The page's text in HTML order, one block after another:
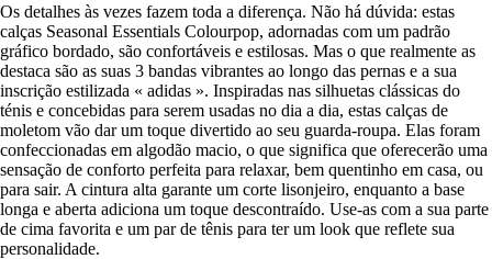
Os detalhes às vezes fazem toda a diferença. Não há dúvida: estas
calças Seasonal Essentials Colourpop, adornadas com um padrão
gráfico bordado, são confortáveis e estilosas. Mas o que realmente as
destaca são as suas 3 bandas vibrantes ao longo das pernas e a sua
inscrição estilizada « adidas ». Inspiradas nas silhuetas clássicas do
ténis e concebidas para serem usadas no dia a dia, estas calças de
moletom vão dar um toque divertido ao seu guarda-roupa. Elas foram
confeccionadas em algodão macio, o que significa que oferecerão uma
sensação de conforto perfeita para relaxar, bem quentinho em casa, ou
para sair. A cintura alta garante um corte lisonjeiro, enquanto a base
longa e aberta adiciona um toque descontraído. Use-as com a sua parte
de cima favorita e um par de tênis para ter um look que reflete sua
personalidade.